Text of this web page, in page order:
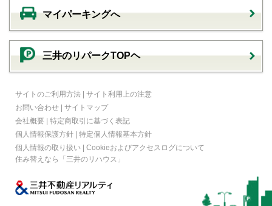
マイパーキングへ
三井のリパークTOPヘ
サイトのご利用方法 | サイト利用上の注意
お問い合わせ | サイトマップ
会社概要 | 特定商取引に基づく表記
個人情報保護方針 | 特定個人情報基本方針
個人情報の取り扱い | Cookieおよびアクセスログについて
住み替えなら
「三井のリハウス」